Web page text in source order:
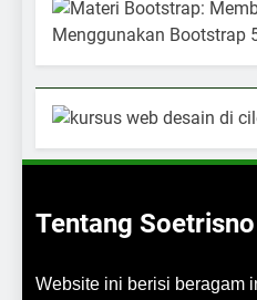
Tentang
Website ini berisi beragam